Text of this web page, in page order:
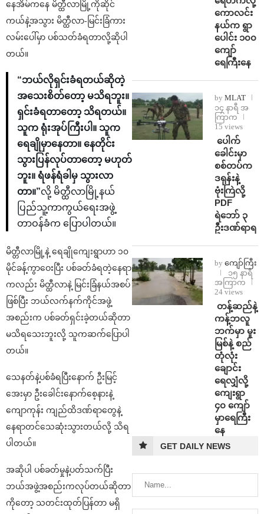
နေအိမ်ကနေ မိတ္ထီလာမြို့ကိုဆိုင်
ကယ်နဲ့အသွား မိတ္ထီလာ-မြင်းခြံကား
လမ်းပေါ်မှာ ပစ်သတ်ခံရတာလို့ဆိုပါ
တယ်။
“ဘယ်လိုရှင်းခံရတယ်ဆိုတဲ့
အသေးစိတ်တော့ မသိရဘူး။
ရှင်းခံရတာတော့ သိရတယ်။
သူက ရုံးအုပ်ကြီးပါ။ သူက
ရေချိုမှာနေတာ။ နေတိုင်း
သွားပြန်လုပ်တာတော့ မဟုတ်
ဘူး။ ရံဖန်ရံခါမှ သွားလာ
တာ။”လို့ မိတ္ထီလာမြို့နယ်
ပြည်သူ့ကာကွယ်ရေးအဖွဲ့
တာဝန်ခံက ပြောပါတယ်။
မိတ္တီလာမြို့နဲ့ ရေချိုကျေးရွာဟာ ၁၀
မိုင်ခန့်ကွာဝေးပြီး ပစ်ခတ်ခံရတဲ့နေရာ
ကလည်း မိတ္ထီလာနဲ့ မြင်းခြံနယ်အစပ်
ဖြစ်ပြီး ဘယ်လက်နက်ကိုင်အဖွဲ့
အစည်းက ပစ်ခတ်ရှင်းခဲ့တယ်ဆိုတာ
မသိရသေးဘူးလို့ သူကဆက်ပြောပါ
တယ်။
သေနတ်နဲ့ပစ်ခံရပြီးနောက် ဦးမြင့်
အေးမှာ ဦးခေါင်းနောက်စေ့နားနဲ့
ကျောကုန်း ကျည်ထိဒဏ်ရာတွေနဲ့
နေရာတင်သေဆုံးသွားတယ်လို့ သိရ
ပါတယ်။
အဆိုပါ ပစ်ခတ်မှုနဲ့ပတ်သက်ပြီး
ဘယ်အဖွဲ့အစည်းကလုပ်တယ်ဆိုတာ
ကိုတော့ သတင်းထုတ်ပြန်တာ မရှိ
ကောလင်း
နယ်က ရွာ
ပေါင်း ၁၀၀
ကျော်
ရေကြီးနေ
by MLAT
၁၄ နာရီ အ
ကြာက
15 views
⁩ ⁨ပေါက်
ခေါင်းမှာ
စစ်တပ်က
ဒရုန်းနဲ့
ဗုံးကြဲလို့
PDF
ရဲဘော် ၃
ဦးဒဏ်ရာရ
by ကျော်ကြီး
၁၅ နာရီ
အကြာက
24 views
⁩ ⁨တန့်ဆည်နဲ့
ကန့်ဘလူ
ဘက်မှာ မူး
မြစ်နဲ့ စည်
တုံလုံး
ချောင်း
ရေလျှံလို့
ကျေးရွာ
၄၀ ကျော်
မှာရေကြီး
နေ
GET DAILY NEWS